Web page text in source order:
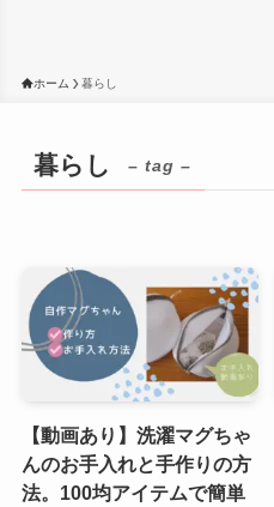
ホーム 暮らし
暮らし – tag –
【動画あり】洗濯マグちゃ
んのお手入れと手作りの方
法。100均アイテムで簡単